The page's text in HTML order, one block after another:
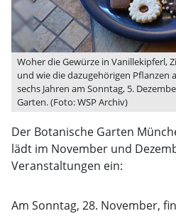
Woher die Gewürze in Vanillekipferl,
und wie die dazugehörigen Pflanzen
sechs Jahren am Sonntag, 5.
Garten. (Foto: WSP Archiv)
Der Botanische Garten
lädt im November und
Veranstaltungen ein:
Am Sonntag, 28. November,